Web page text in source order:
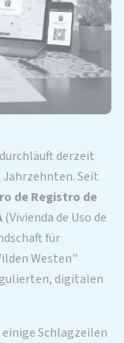
derzeit
Seit
de Registro de
(Vivienda de Uso de
für
Westen"
digitalen
Schlagzeilen